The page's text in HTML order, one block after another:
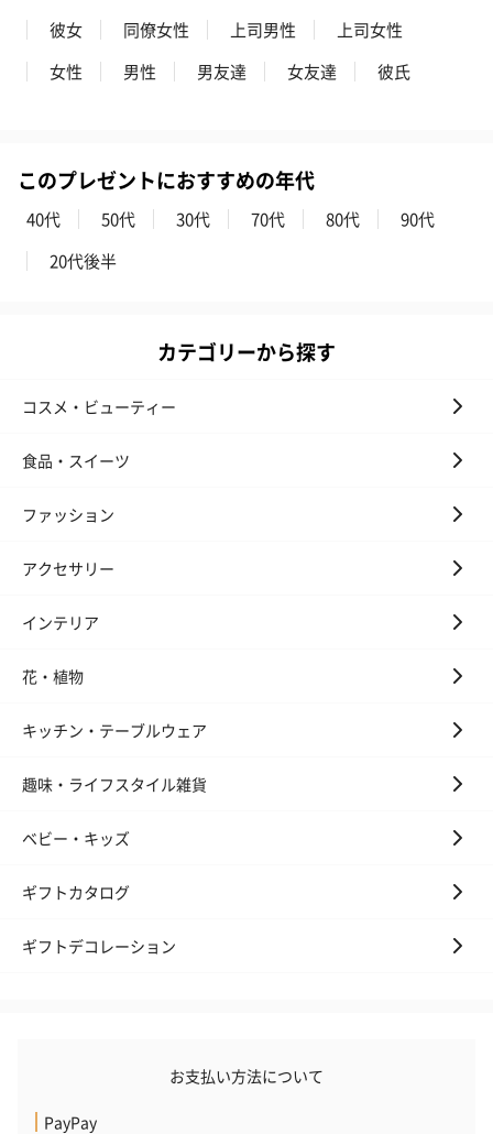
ハンドタオル・ハンカチ
花束ハンドタオル（ピ
花束ハンドタオル（ブ
キャンドル・お香を同梱してお届けいたします。
フラッグカプセル：イ
（END）（880円）
（St.OSMANTHUS）
ショートイン
（880円）
お酒
※20歳未満の方への酒類の販売はいたしません。
彼女
同僚女性 上司男性
上司女性
女性
男性 男友達 女友達 彼氏
このプレゼントにおすすめの年代
40代 50代 30代 70代 80代
90代
20代後半
カテゴリーから探す
コスメ・ビューティー
食品・スイーツ
ファッション
アクセサリー
インテリア
花・植物
キッチン・テーブルウェア
趣味・ライフスタイル雑貨
ベビー・キッズ
ギフトカタログ
ギフトデコレーション
お支払い方法について
PayPay